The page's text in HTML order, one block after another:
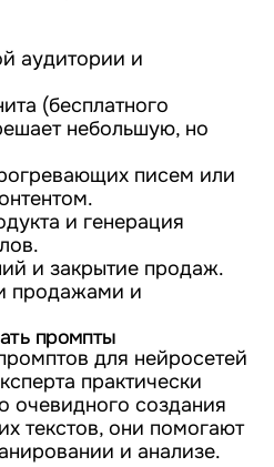
аудитории и
(бесплатного
небольшую, но
писем или
и генерация
и закрытие продаж.
продажами и
промпты
для нейросетей
практически
очевидного создания
текстов, они помогают
и анализе.